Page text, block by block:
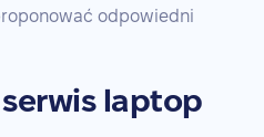
odpowiedni
laptop